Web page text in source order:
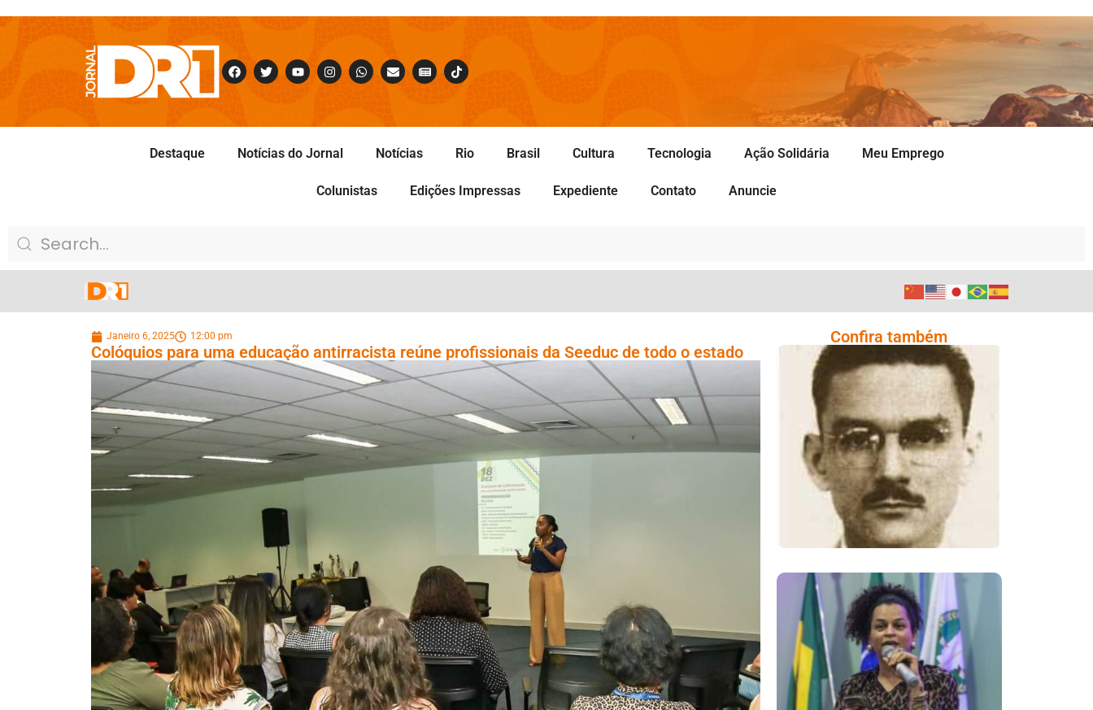
Destaque Notícias do Jornal Notícias Rio Brasil Cultura Tecnologia Ação Solidária Meu Emprego
Colunistas Edições Impressas Expediente Contato Anuncie
Janeiro 6, 2025 12:00 pm
Colóquios para uma educação antirracista reúne profissionais da Seeduc de todo o estado
Confira também
Mário Alves, Um Dos
Principais
Opositores Da
Ditadura Militar
Brasileira
Neon Cunha,
Referência Na
Defesa Dos Direitos
Da População
LGBTQIAPN+